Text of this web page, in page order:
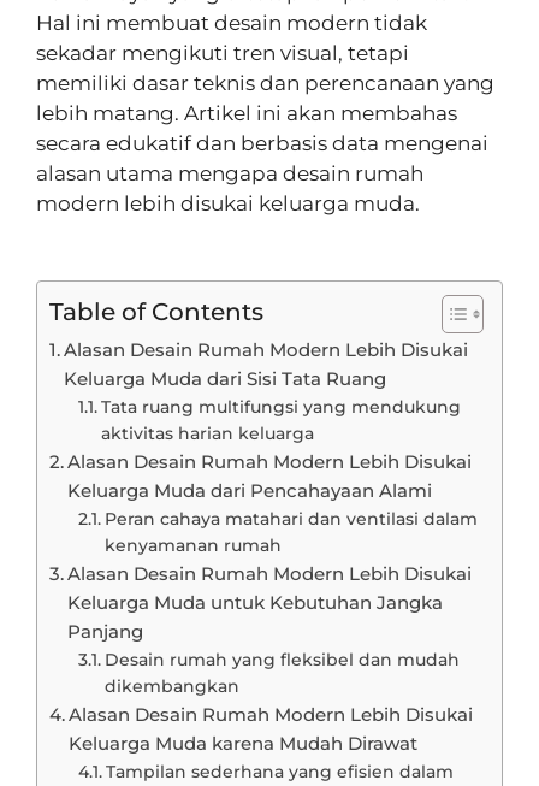
Hal ini membuat desain modern tidak
sekadar mengikuti tren visual, tetapi
memiliki dasar teknis dan perencanaan yang
lebih matang. Artikel ini akan membahas
secara edukatif dan berbasis data mengenai
alasan utama mengapa desain rumah
modern lebih disukai keluarga muda.
Table of Contents
Alasan Desain Rumah Modern Lebih Disukai
Keluarga Muda dari Sisi Tata Ruang
Tata ruang multifungsi yang mendukung
aktivitas harian keluarga
Alasan Desain Rumah Modern Lebih Disukai
Keluarga Muda dari Pencahayaan Alami
Peran cahaya matahari dan ventilasi dalam
kenyamanan rumah
Alasan Desain Rumah Modern Lebih Disukai
Keluarga Muda untuk Kebutuhan Jangka
Panjang
Desain rumah yang fleksibel dan mudah
dikembangkan
Alasan Desain Rumah Modern Lebih Disukai
Keluarga Muda karena Mudah Dirawat
Tampilan sederhana yang efisien dalam